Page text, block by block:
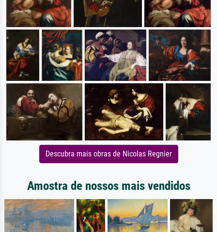
Descubra mais obras de Nicolas Regnier
Amostra de nossos mais vendidos